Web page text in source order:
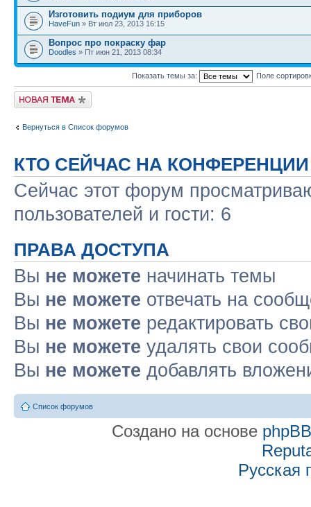
Изготовить подиум для приборов
HaveFun » Вт июл 23, 2013 16:15
Вопрос про покраску фар
Doodles » Пт июн 21, 2013 08:34
Показать темы за: Поле
Новая тема
Вернуться в Список форумов
КТО СЕЙЧАС НА КОНФЕРЕНЦИИ
Сейчас этот форум
пользователей и гости: 6
ПРАВА ДОСТУПА
Вы не можете начинать темы
Вы не можете отвечать на
Вы не можете редактировать
Вы не можете удалять свои
Вы не можете добавлять
Список форумов
Создано на основе phpBB
Русская